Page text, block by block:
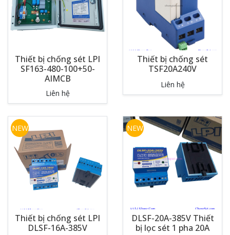
Thiết bị chống sét LPI
SF163-480-100+50-
AIMCB
Liên hệ
Thiết bị chống sét
TSF20A240V
Liên hệ
NEW
Thiết bị chống sét LPI
DLSF-16A-385V
NEW
DLSF-20A-385V Thiết
bị lọc sét 1 pha 20A